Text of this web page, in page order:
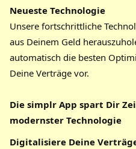
Neueste Technologie
Unsere fortschrittliche
aus Deinem Geld
automatisch die besten
Deine Verträge vor.
Die simplr App spart Dir
modernster Technologie
Digitalisiere Deine